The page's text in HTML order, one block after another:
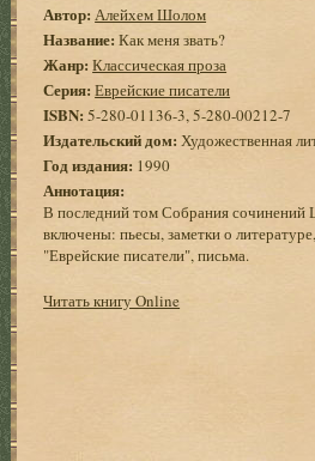
Автор: Алейхем Шолом
Название: Как меня звать?
Жанр: Классическая проза
Серия: Еврейские писатели
ISBN: 5-280-01136-3, 5-280-00212-7
Издательский дом: Художественная
Год издания: 1990
Аннотация:
В последний том Собрания
включены: пьесы, заметки о
"Еврейские писатели", письма.
Читать книгу Online